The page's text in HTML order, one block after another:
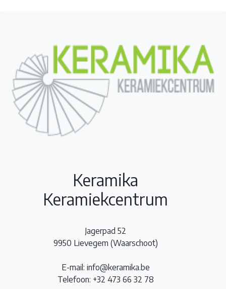
Keramika
Keramiekcentrum
Jagerpad 52
9950 Lievegem (Waarschoot)
E-mail: info@keramika.be
Telefoon: +32 473 66 32 78